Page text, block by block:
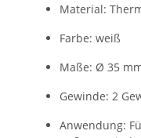
Material:
Farbe: weiß
Maße: Ø 35
Gewinde: 2
Anwendung: